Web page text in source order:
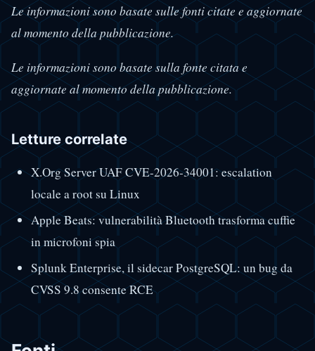
Le informazioni sono basate sulle fonti citate e aggiornate
al momento della pubblicazione.
Le informazioni sono basate sulla fonte citata e
aggiornate al momento della pubblicazione.
Letture correlate
X.Org Server UAF CVE-2026-34001: escalation
locale a root su Linux
Apple Beats: vulnerabilità Bluetooth trasforma cuffie
in microfoni spia
Splunk Enterprise, il sidecar PostgreSQL: un bug da
CVSS 9.8 consente RCE